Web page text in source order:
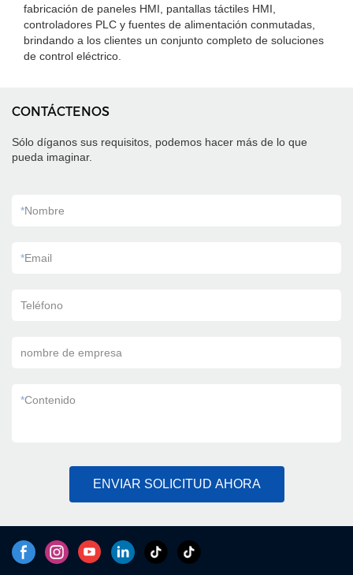
fabricación de paneles HMI, pantallas táctiles HMI,
controladores PLC y fuentes de alimentación conmutadas,
brindando a los clientes un conjunto completo de soluciones
de control eléctrico.
CONTÁCTENOS
Sólo díganos sus requisitos, podemos hacer más de lo que
pueda imaginar.
*Nombre
*Email
Teléfono
nombre de empresa
*Contenido
ENVIAR SOLICITUD AHORA